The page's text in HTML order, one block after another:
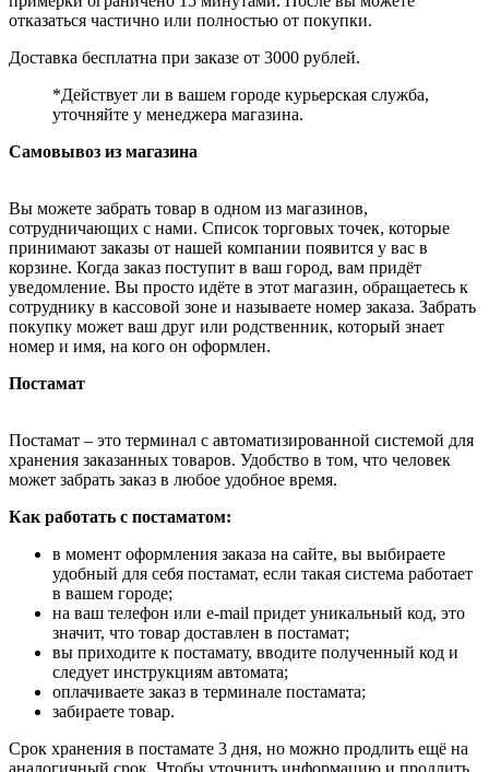
отказаться частично или полностью от покупки.
Доставка бесплатна при заказе от 3000 рублей.
*Действует ли в вашем городе курьерская служба,
уточняйте у менеджера магазина.
Самовывоз из магазина
Вы можете забрать товар в одном из магазинов,
сотрудничающих с нами. Список торговых точек, которые
принимают заказы от нашей компании появится у вас в
корзине. Когда заказ поступит в ваш город, вам придёт
уведомление. Вы просто идёте в этот магазин, обращаетесь к
сотруднику в кассовой зоне и называете номер заказа. Забрать
покупку может ваш друг или родственник, который знает
номер и имя, на кого он оформлен.
Постамат
Постамат – это терминал с автоматизированной системой для
хранения заказанных товаров. Удобство в том, что человек
может забрать заказ в любое удобное время.
Как работать с постаматом:
в момент оформления заказа на сайте, вы выбираете
удобный для себя постамат, если такая система работает
в вашем городе;
на ваш телефон или e-mail придет уникальный код, это
значит, что товар доставлен в постамат;
вы приходите к постамату, вводите полученный код и
следует инструкциям автомата;
оплачиваете заказ в терминале постамата;
забираете товар.
Срок хранения в постамате 3 дня, но можно продлить ещё на